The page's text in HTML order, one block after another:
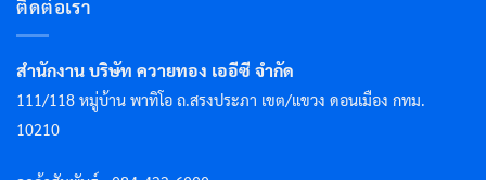
ติดต่อเรา
สำนักงาน บริษัท ควายทอง เออีซี จำกัด
111/118 หมู่บ้าน พาทิโอ ถ.สรงประภา เขต/แขวง ดอนเมือง กทม.
10210